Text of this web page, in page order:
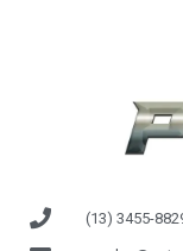
(13) 3455-